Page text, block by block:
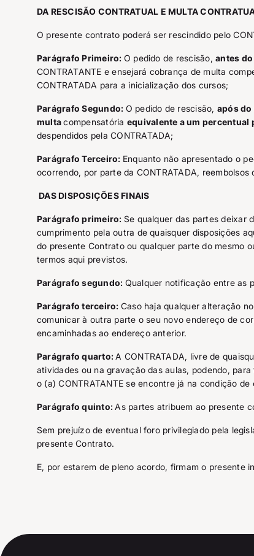
DA RESCISÃO CONTRATUAL E MULTA
O presente contrato poderá ser rescindido pelo
Parágrafo Primeiro: O pedido de rescisão,antes
CONTRATANTE e ensejará cobrança de multa
CONTRATADA para a inicialização dos cursos;
Parágrafo Segundo: O pedido de rescisão, após
multacompensatória equivalente a um percentual
despendidos pela CONTRATADA;
Parágrafo Terceiro: Enquanto não apresentado o
ocorrendo, por parte da CONTRATADA,
DAS DISPOSIÇÕES FINAIS
Parágrafo primeiro: Se qualquer das partes deixar
cumprimento pela outra de quaisquer disposições
do presente Contrato ou qualquer parte do mesmo
termos aqui previstos.
Parágrafo segundo: Qualquer notificação entre as
Parágrafo terceiro: Caso haja qualquer alteração
comunicar à outra parte o seu novo endereço de
encaminhadas ao endereço anterior.
Parágrafo quarto:A CONTRATADA, livre de
atividades ou na gravação das aulas, podendo,
o (a) CONTRATANTE se encontre já na condição de
Parágrafo quinto:As partes atribuem ao presente
Sem prejuízo de eventual foro privilegiado pela
presente Contrato.
E, por estarem de pleno acordo, firmam o presente